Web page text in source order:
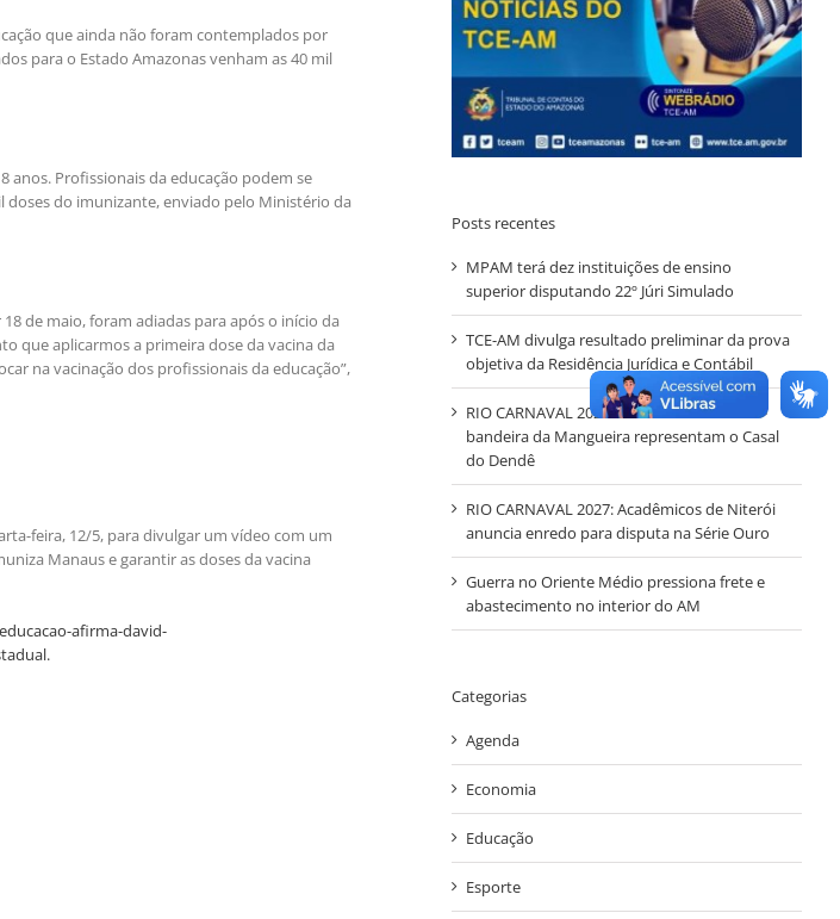
que ainda não foram contemplados por
para o Estado Amazonas venham as 40 mil
anos. Profissionais da educação podem se
doses do imunizante, enviado pelo Ministério da
de maio, foram adiadas para após o início da
que aplicarmos a primeira dose da vacina da
na vacinação dos profissionais da educação”,
feira, 12/5, para divulgar um vídeo com um
Manaus e garantir as doses da vacina
afirma-david-
Posts recentes
MPAM terá dez instituições de ensino
superior disputando 22º Júri Simulado
TCE-AM divulga resultado preliminar da prova
objetiva da Residência Jurídica e Contábil
RIO CARNAVAL 2027 – Mestre-sala e Porta-
bandeira da Mangueira representam o Casal
do Dendê
RIO CARNAVAL 2027: Acadêmicos de Niterói
anuncia enredo para disputa na Série Ouro
Guerra no Oriente Médio pressiona frete e
abastecimento no interior do AM
Categorias
Agenda
Economia
Educação
Esporte